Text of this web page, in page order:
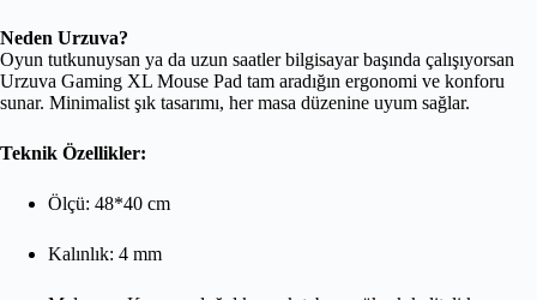
Neden Urzuva?
Oyun tutkunuysan ya da uzun saatler bilgisayar başında çalışıyorsan
Urzuva Gaming XL Mouse Pad tam aradığın ergonomi ve konforu
sunar. Minimalist şık tasarımı, her masa düzenine uyum sağlar.
Teknik Özellikler:
Ölçü: 48*40 cm
Kalınlık: 4 mm